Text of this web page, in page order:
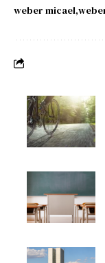
weber micael